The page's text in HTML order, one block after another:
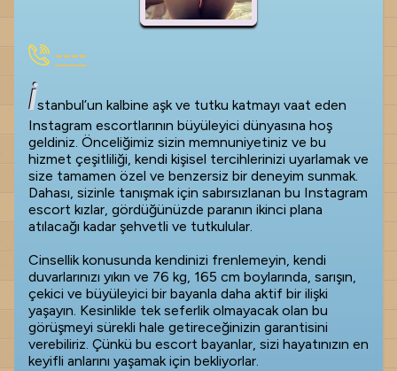
----
İstanbul’un kalbine aşk ve tutku katmayı vaat eden
Instagram escortlarının büyüleyici dünyasına hoş
geldiniz. Önceliğimiz sizin memnuniyetiniz ve bu
hizmet çeşitliliği, kendi kişisel tercihlerinizi uyarlamak ve
size tamamen özel ve benzersiz bir deneyim sunmak.
Dahası, sizinle tanışmak için sabırsızlanan bu Instagram
escort kızlar, gördüğünüzde paranın ikinci plana
atılacağı kadar şehvetli ve tutkulular.
Cinsellik konusunda kendinizi frenlemeyin, kendi
duvarlarınızı yıkın ve 76 kg, 165 cm boylarında, sarışın,
çekici ve büyüleyici bir bayanla daha aktif bir ilişki
yaşayın. Kesinlikle tek seferlik olmayacak olan bu
görüşmeyi sürekli hale getireceğinizin garantisini
verebiliriz. Çünkü bu escort bayanlar, sizi hayatınızın en
keyifli anlarını yaşamak için bekliyorlar.